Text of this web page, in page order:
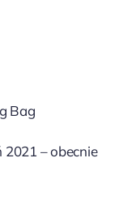
Bag
2021 – obecnie